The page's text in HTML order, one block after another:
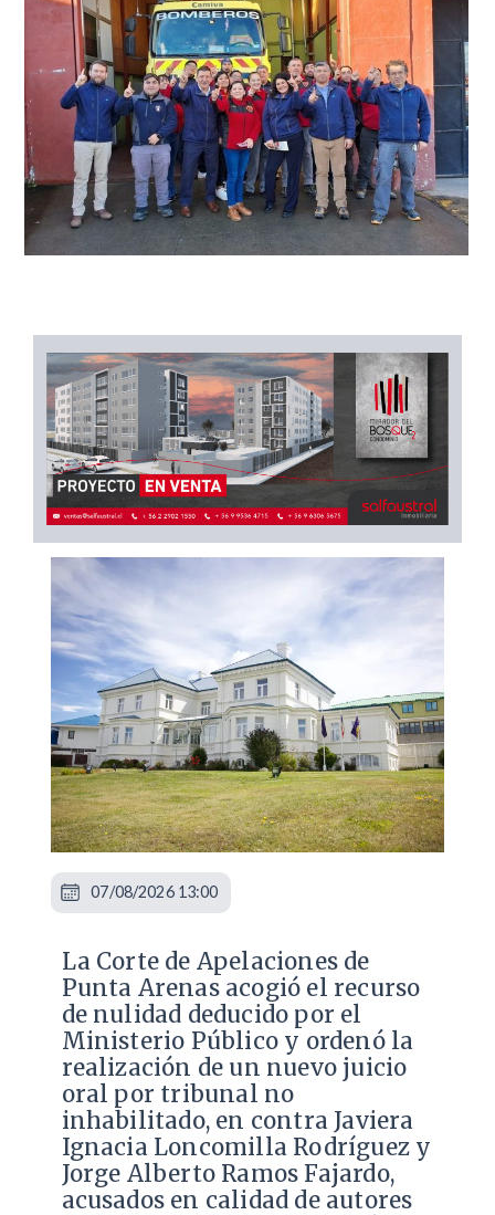
La Corte de Apelaciones de
Punta Arenas acogió el recurso
de nulidad deducido por el
Ministerio Público y ordenó la
realización de un nuevo juicio
oral por tribunal no
inhabilitado, en contra Javiera
Ignacia Loncomilla Rodríguez y
Jorge Alberto Ramos Fajardo,
acusados en calidad de autores
07/08/2026 13:00